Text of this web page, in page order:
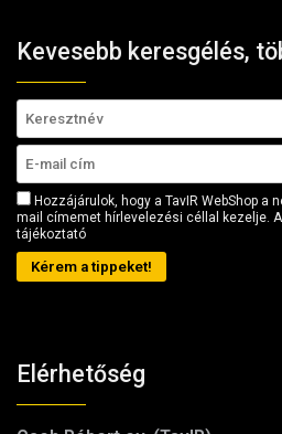
Kevesebb keresgélés,
Hozzájárulok, hogy a TavIR WebShop a
mail címemet hírlevelezési céllal kezelje.
tájékoztató
Kérem a tippeket!
Elérhetőség